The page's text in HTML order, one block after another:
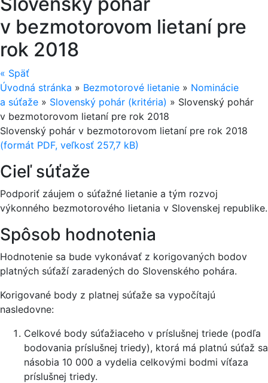
v bezmotorovom lietaní pre
rok 2018
« Späť
Úvodná stránka » Bezmotorové lietanie » Nominácie
a súťaže » Slovenský pohár (kritéria) » Slovenský pohár
v bezmotorovom lietaní pre rok 2018
Slovenský pohár v bezmotorovom lietaní pre rok 2018
(formát PDF, veľkosť 257,7 kB)
Cieľ súťaže
Podporiť záujem o súťažné lietanie a tým rozvoj
výkonného bezmotorového lietania v Slovenskej republike.
Spôsob hodnotenia
Hodnotenie sa bude vykonávať z korigovaných bodov
platných súťaží zaradených do Slovenského pohára.
Korigované body z platnej súťaže sa vypočítajú
nasledovne:
Celkové body súťažiaceho v príslušnej triede (podľa
bodovania príslušnej triedy), ktorá má platnú súťaž sa
násobia 10 000 a vydelia celkovými bodmi víťaza
príslušnej triedy.